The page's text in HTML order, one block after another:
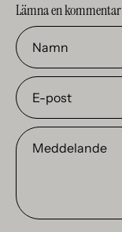
Lämna en kommentar
Namn
E-
post
Meddelande